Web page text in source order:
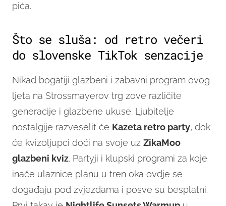
pića.
Što se sluša: od retro večeri
do slovenske TikTok senzacije
Nikad bogatiji glazbeni i zabavni program ovog
ljeta na Strossmayerov trg zove različite
generacije i glazbene ukuse. Ljubitelje
nostalgije razveselit će Kazeta retro party, dok
će kvizoljupci doći na svoje uz ZikaMoo
glazbeni kviz. Partyji i klupski programi za koje
inače ulaznice planu u tren oka ovdje se
događaju pod zvjezdama i posve su besplatni.